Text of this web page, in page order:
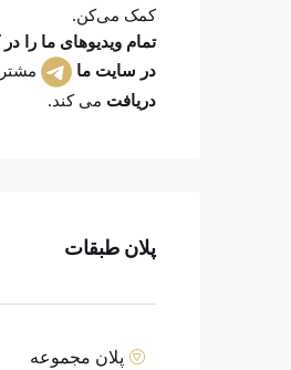
کمک می‌کن.
تمام ویدیوهای ما را
در سایت ما
دریافت می کند.
پلان طبقات
پلان مجموعه